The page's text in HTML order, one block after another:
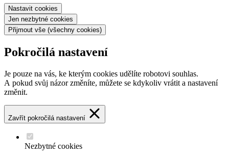
Nastavit cookies
Jen nezbytné cookies
Přijmout vše (všechny cookies)
Pokročilá nastavení
Je pouze na vás, ke kterým cookies udělíte robotovi souhlas.
A pokud svůj názor změníte, můžete se kdykoliv vrátit a nastavení
změnit.
Zavřít pokročilá nastavení
Nezbytné cookies